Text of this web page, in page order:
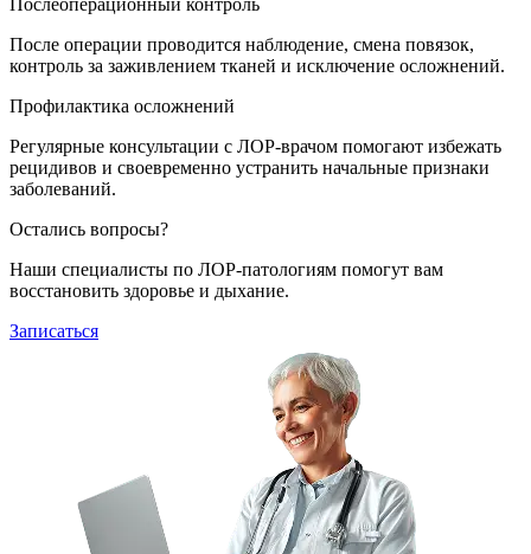
Послеоперационный контроль
После операции проводится наблюдение, смена повязок,
контроль за заживлением тканей и исключение осложнений.
Профилактика осложнений
Регулярные консультации с ЛОР-врачом помогают избежать
рецидивов и своевременно устранить начальные признаки
заболеваний.
Остались вопросы?
Наши специалисты по ЛОР-патологиям помогут вам
восстановить здоровье и дыхание.
Записаться